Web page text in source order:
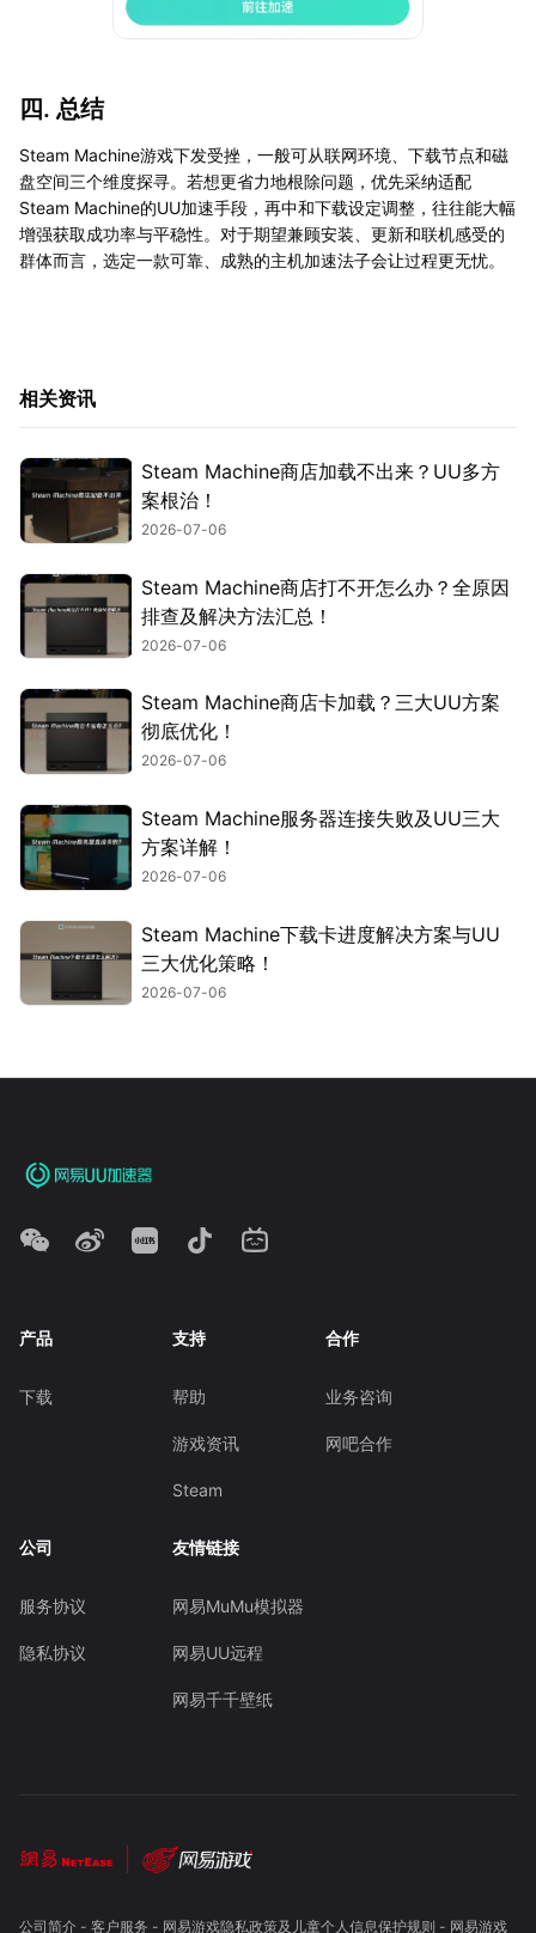
四. 总结
Steam Machine游戏下发受挫，一般可从联网环境、下载节点和磁
盘空间三个维度探寻。若想更省力地根除问题，优先采纳适配
Steam Machine的UU加速手段，再中和下载设定调整，往往能大幅
增强获取成功率与平稳性。对于期望兼顾安装、更新和联机感受的
群体而言，选定一款可靠、成熟的主机加速法子会让过程更无忧。
相关资讯
Steam Machine商店加载不出来？UU多方
案根治！
2026-07-06
Steam Machine商店打不开怎么办？全原因
排查及解决方法汇总！
2026-07-06
Steam Machine商店卡加载？三大UU方案
彻底优化！
2026-07-06
Steam Machine服务器连接失败及UU三大
方案详解！
2026-07-06
Steam Machine下载卡进度解决方案与UU
三大优化策略！
2026-07-06
产品
下载
支持
帮助
游戏资讯
Steam
合作
业务咨询
网吧合作
公司
服务协议
隐私协议
友情链接
网易MuMu模拟器
网易UU远程
网易千千壁纸
公司简介- 客户服务 - 网易游戏隐私政策及儿童个人信息保护规则 - 网易游戏